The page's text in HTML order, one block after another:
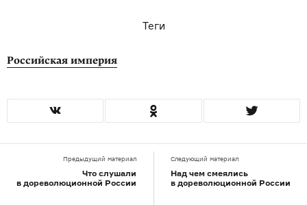
Теги
Российская империя
Предыдущий материал
Что слушали
в дореволюционной России
Следующий материал
Над чем смеялись
в дореволюционной России